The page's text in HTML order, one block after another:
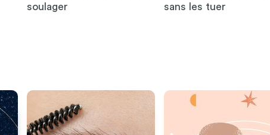
soulager
sans les tuer